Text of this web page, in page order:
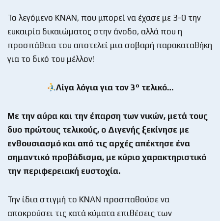
Το λεγόμενο ΚΝΑΝ, που μπορεί να έχασε με 3-0 την
ευκαιρία δικαιώματος στην άνοδο, αλλά που η
προσπάθεια του αποτελεί μια σοβαρή παρακαταθήκη
για το δικό του μέλλον!
Λίγα λόγια για τον 3 ο τελικό…
Με την αύρα και την έπαρση των νικών, μετά τους
δυο πρώτους τελικούς, ο Διγενής ξεκίνησε με
ενθουσιασμό και από τις αρχές απέκτησε ένα
σημαντικό προβάδισμα, με κύριο χαρακτηριστικό
την περιφερειακή ευστοχία.
Την ίδια στιγμή το ΚΝΑΝ προσπαθούσε να
αποκρούσει τις κατά κύματα επιθέσεις των